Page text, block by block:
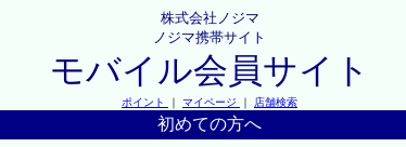
株式会社ノジマ
ノジマ携帯サイト
モバイル会員サイト
ポイント ｜ マイページ ｜ 店舗検索
初めての方へ